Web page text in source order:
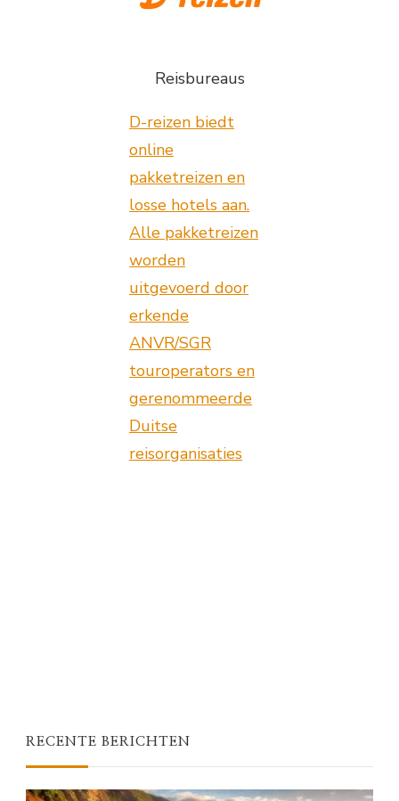
Reisbureaus
D-reizen biedt
online
pakketreizen en
losse hotels aan.
Alle pakketreizen
worden
uitgevoerd door
erkende
ANVR/SGR
touroperators en
gerenommeerde
Duitse
reisorganisaties
RECENTE BERICHTEN